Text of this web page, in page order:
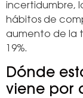
incertidumbre,
hábitos de
aumento de la
19%.
Dónde
viene por